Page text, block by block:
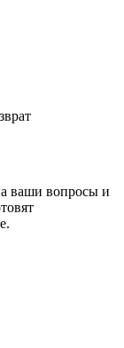
ваши вопросы и